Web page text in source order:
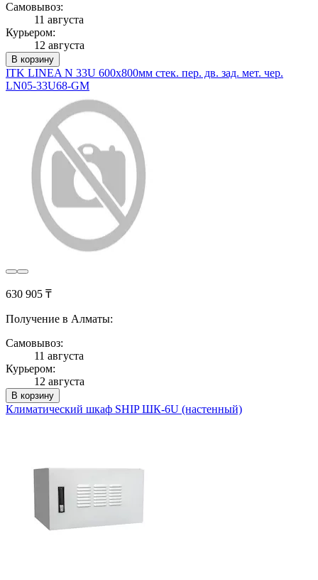
Самовывоз:
11 августа
Курьером:
12 августа
В корзину
ITK LINEA N 33U 600х800мм стек. пер. дв. зад. мет. чер.
LN05-33U68-GM
630 905 ₸
Получение в Алматы:
Самовывоз:
11 августа
Курьером:
12 августа
В корзину
Климатический шкаф SHIP ШК-6U (настенный)